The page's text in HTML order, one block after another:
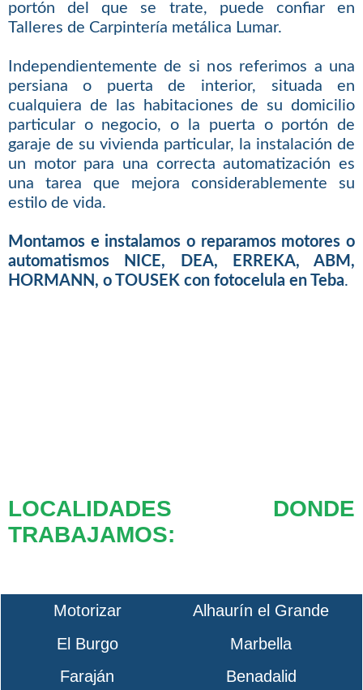
portón del que se trate, puede confiar en
Talleres de Carpintería metálica Lumar.
Independientemente de si nos referimos a una
persiana o puerta de interior, situada en
cualquiera de las habitaciones de su domicilio
particular o negocio, o la puerta o portón de
garaje de su vivienda particular, la instalación de
un motor para una correcta automatización es
una tarea que mejora considerablemente su
estilo de vida.
Montamos e instalamos o reparamos motores o
automatismos NICE, DEA, ERREKA, ABM,
HORMANN, o TOUSEK con fotocelula en Teba.
LOCALIDADES DONDE
TRABAJAMOS:
Motorizar
Alhaurín el Grande
El Burgo
Marbella
Faraján
Benadalid